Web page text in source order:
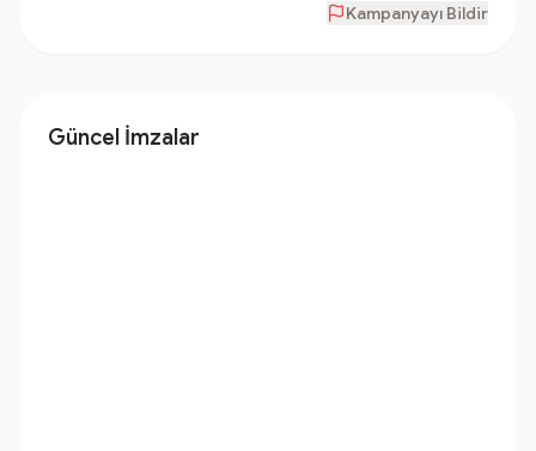
Kampanyayı Bildir
Güncel İmzalar